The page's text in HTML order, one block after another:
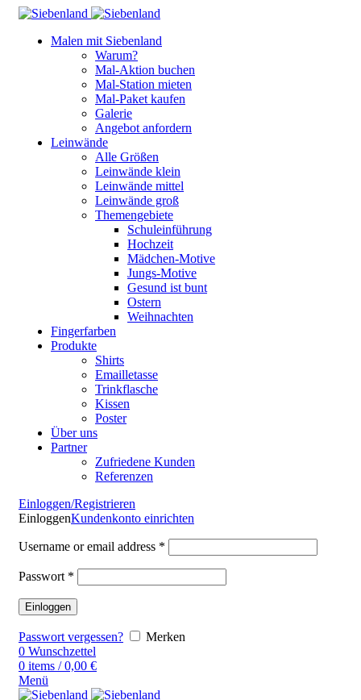
Malen mit Siebenland
Warum?
Mal-Aktion buchen
Mal-Station mieten
Mal-Paket kaufen
Galerie
Angebot anfordern
Leinwände
Alle Größen
Leinwände klein
Leinwände mittel
Leinwände groß
Themengebiete
Schuleinführung
Hochzeit
Mädchen-Motive
Jungs-Motive
Gesund ist bunt
Ostern
Weihnachten
Fingerfarben
Produkte
Shirts
Emailletasse
Trinkflasche
Kissen
Poster
Über uns
Partner
Zufriedene Kunden
Referenzen
Einloggen/Registrieren
EinloggenKundenkonto einrichten
Username or email address *
Passwort *
Einloggen
Passwort vergessen?
Merken
0 Wunschzettel
0 items / 0,00 €
Menü